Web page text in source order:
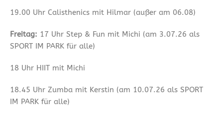
19.00 Uhr Calisthenics mit Hilmar (außer am 06.08)
Freitag: 17 Uhr Step & Fun mit Michi (am 3.07.26 als
SPORT IM PARK für alle)
18 Uhr HIIT mit Michi
18.45 Uhr Zumba mit Kerstin (am 10.07.26 als SPORT
IM PARK für alle)